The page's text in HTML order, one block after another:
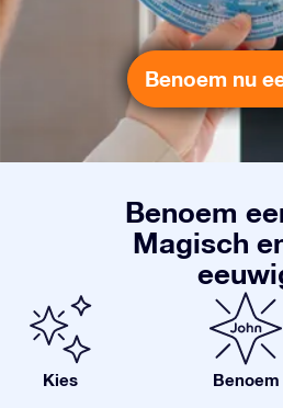
Benoem nu
Benoem
Magisch
Kies Benoem